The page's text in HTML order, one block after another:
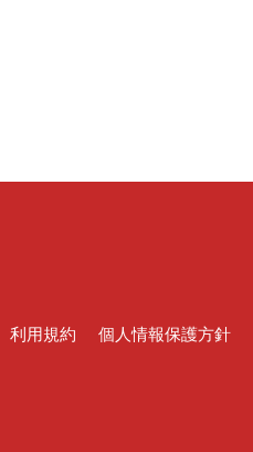
利用規約 個人情報保護方針